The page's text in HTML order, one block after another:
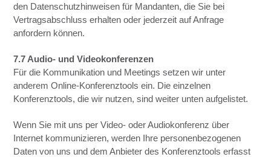
den Datenschutzhinweisen für Mandanten, die Sie bei
Vertragsabschluss erhalten oder jederzeit auf Anfrage
anfordern können.
7.7 Audio- und Videokonferenzen
Für die Kommunikation und Meetings setzen wir unter
anderem Online-Konferenztools ein. Die einzelnen
Konferenztools, die wir nutzen, sind weiter unten aufgelistet.
Wenn Sie mit uns per Video- oder Audiokonferenz über
Internet kommunizieren, werden Ihre personenbezogenen
Daten von uns und dem Anbieter des Konferenztools erfasst